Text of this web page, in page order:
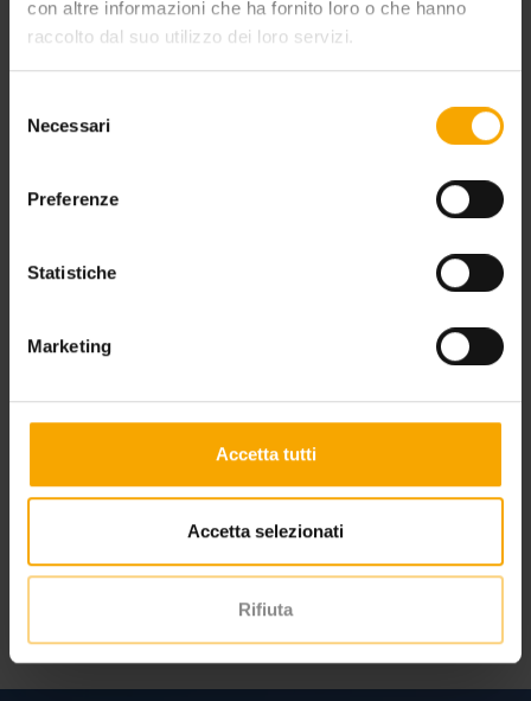
con altre informazioni che ha fornito loro o che hanno
raccolto dal suo utilizzo dei loro servizi.
delNecessari
Preferenze
Statistiche
Marketing
Accetta tutti
Accetta selezionati
Rifiuta